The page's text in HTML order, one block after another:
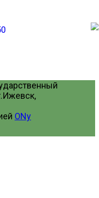
ONy